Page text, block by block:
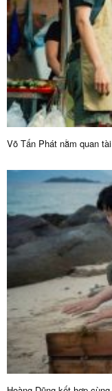
Võ Tấn Phát nằm quan